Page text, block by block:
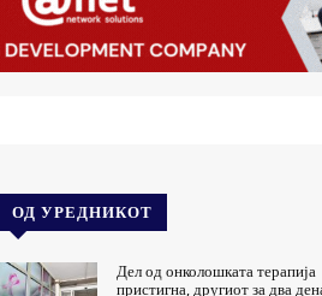
ОД УРЕДНИКОТ
Дел од онколошката терапија
пристигна, другиот за два